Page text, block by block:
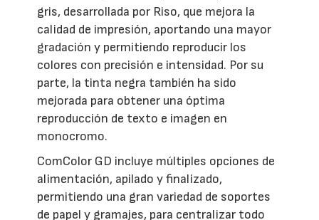
gris, desarrollada por Riso, que mejora la
calidad de impresión, aportando una mayor
gradación y permitiendo reproducir los
colores con precisión e intensidad. Por su
parte, la tinta negra también ha sido
mejorada para obtener una óptima
reproducción de texto e imagen en
monocromo.
ComColor GD incluye múltiples opciones de
alimentación, apilado y finalizado,
permitiendo una gran variedad de soportes
de papel y gramajes, para centralizar todo